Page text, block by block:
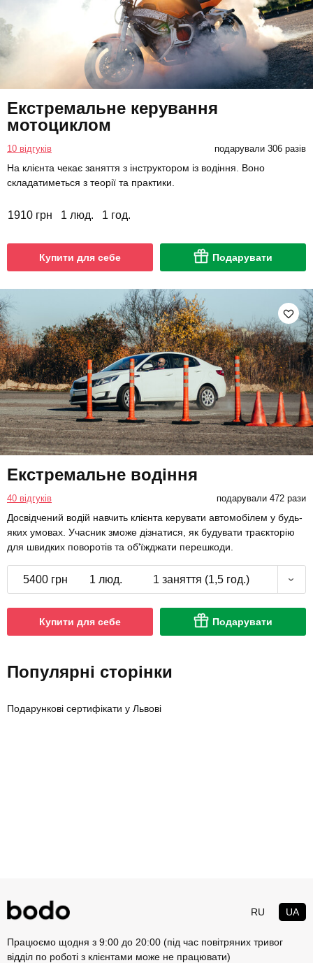
Екстремальне керування
мотоциклом
10 відгуків подарували 306 разів
На клієнта чекає заняття з інструктором із водіння. Воно
складатиметься з теорії та практики.
1910 грн 1 люд. 1 год.
Купити для себе Подарувати
Екстремальне водіння
40 відгуків подарували 472 рази
Досвідчений водій навчить клієнта керувати автомобілем у будь-
яких умовах. Учасник зможе дізнатися, як будувати траєкторію
для швидких поворотів та об'їжджати перешкоди.
5400 грн 1 люд. 1 заняття (1,5 год.)
Купити для себе Подарувати
Популярні сторінки
Подарункові сертифікати у Львові
RU UA
Працюємо щодня з 9:00 до 20:00 (під час повітряних тривог
відділ по роботі з клієнтами може не працювати)